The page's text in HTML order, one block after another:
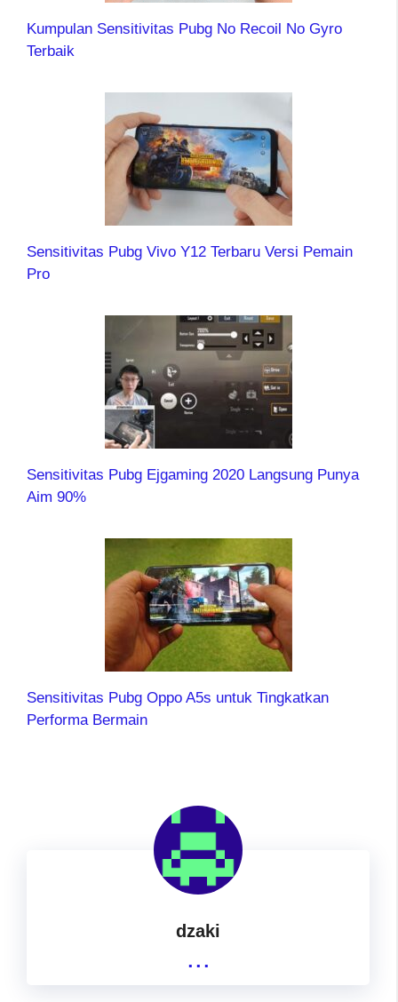
Kumpulan Sensitivitas Pubg No Recoil No Gyro
Terbaik
Sensitivitas Pubg Vivo Y12 Terbaru Versi Pemain
Pro
Sensitivitas Pubg Ejgaming 2020 Langsung Punya
Aim 90%
Sensitivitas Pubg Oppo A5s untuk Tingkatkan
Performa Bermain
dzaki
...